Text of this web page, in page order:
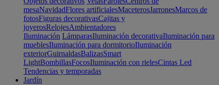
mesaNavidadFlores artificialesMaceterosJarronesMarcos de
fotosFiguras decorativasCajitas y
joyerosRelojesAmbientadores
Iluminación LámparasIluminación decorativaIluminación para
mueblesIluminación para dormitorioIluminación
exteriorGuirnaldasBalizasSmart
LightBombillasFocosIluminación con rielesCintas Led
Tendencias y temporadas
Jardín